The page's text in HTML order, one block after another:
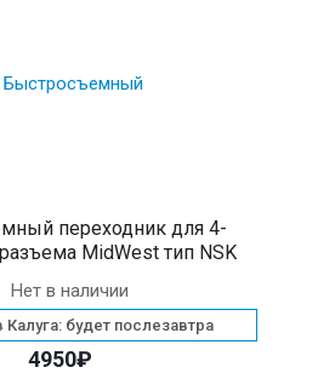
переходник для 4-
MidWest тип NSK
Нет в наличии
будет послезавтра
4950₽